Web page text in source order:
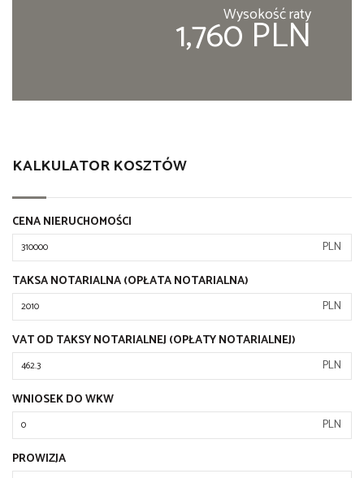
Wysokość raty
1,760 PLN
KALKULATOR KOSZTÓW
CENA NIERUCHOMOŚCI
PLN
TAKSA NOTARIALNA (OPŁATA NOTARIALNA)
PLN
VAT OD TAKSY NOTARIALNEJ (OPŁATY NOTARIALNEJ)
PLN
WNIOSEK DO WKW
PLN
PROWIZJA